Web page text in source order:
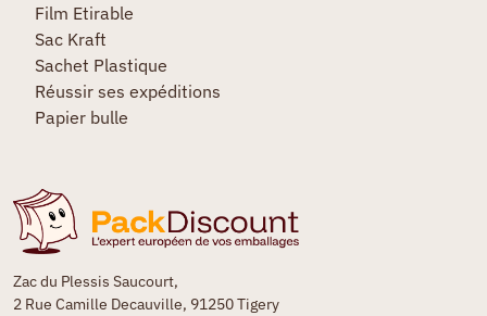
Zac du Plessis Saucourt,
2 Rue Camille Decauville, 91250 Tigery
Film Etirable
Sac Kraft
Sachet Plastique
Réussir ses expéditions
Papier bulle